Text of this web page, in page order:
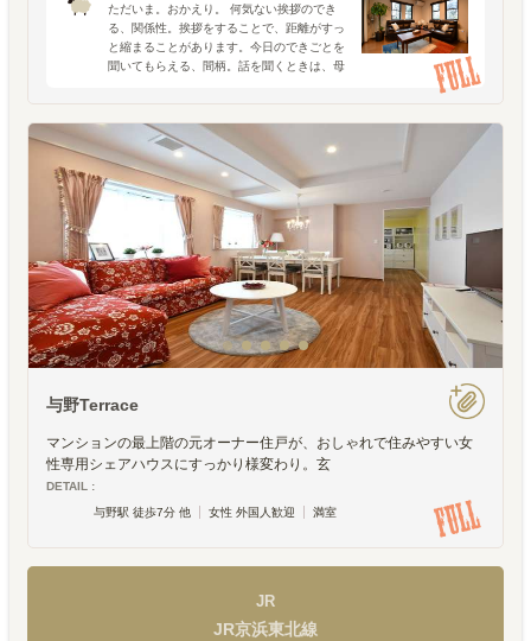
ただいま。おかえり。 何気ない挨拶のでき
る、関係性。挨拶をすることで、距離がすっ
と縮まることがあります。今日のできごとを
聞いてもらえる、間柄。話を聞くときは、母
決してせかさず、相手のペースで話してもら
うこと。相手の話を遮
与野Terrace
マンションの最上階の元オーナー住戸が、おしゃれで住みやすい女
性専用シェアハウスにすっかり様変わり。玄
DETAIL :
与野駅 徒歩7分 他
女性 外国人歓迎 満室
JR
JR京浜東北線